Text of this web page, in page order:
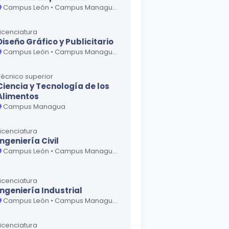
Campus León • Campus Managua • Campus Matagalpa
Gráfico y Publicitario
Campus León • Campus Managua • Campus Matagalpa
superior
y Tecnología de los
Campus Managua
Civil
Campus León • Campus Managua • Campus Matagalpa
Industrial
Campus León • Campus Managua • Campus Matagalpa